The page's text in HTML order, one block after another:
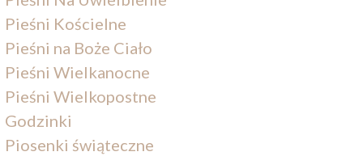
Pieśni Kościelne
Pieśni na Boże Ciało
Pieśni Wielkanocne
Pieśni Wielkopostne
Godzinki
Piosenki świąteczne